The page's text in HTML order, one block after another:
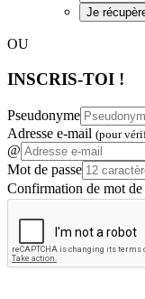
Je
OU
INSCRIS-TOI !
Pseudonyme
Adresse e-mail (pour
@
Mot de passe
Confirmation de mot de